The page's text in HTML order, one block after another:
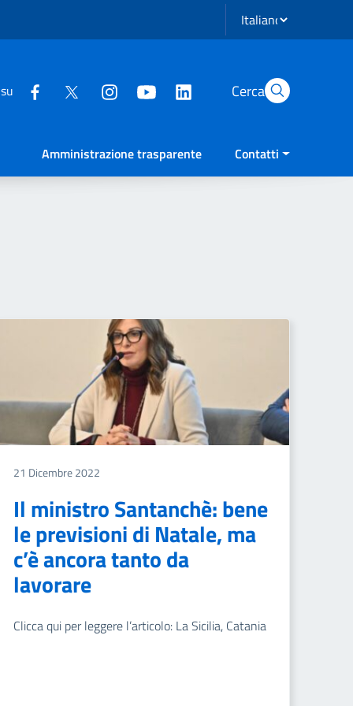
Seleziona lingua
Cerca
Amministrazione trasparente Contatti
21 Dicembre 2022
Il ministro Santanchè: bene
le previsioni di Natale, ma
c’è ancora tanto da
lavorare
Clicca qui per leggere l’articolo: La Sicilia, Catania